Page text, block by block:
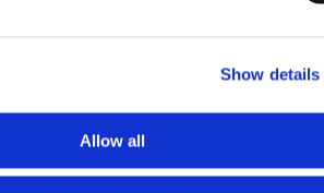
Show details
Allow all